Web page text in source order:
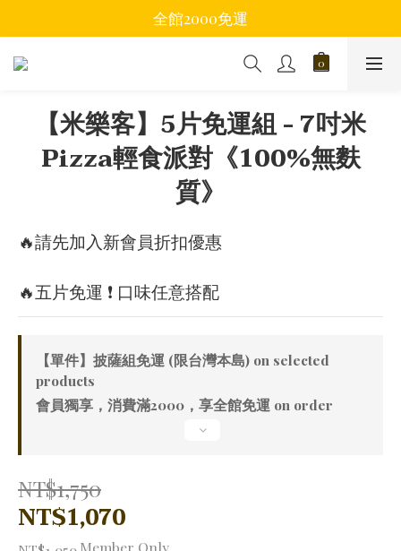
全館2000免運
【米樂客】5片免運組 - 7吋米
Pizza輕食派對《100%無麩
質》
🔥請先加入新會員折扣優惠
🔥五片免運 ❗ 口味任意搭配
【單件】披薩組免運 (限台灣本島) on selected
products
會員獨享，消費滿2000，享全館免運 on order
NT$1,750
NT$1,070
Member Only